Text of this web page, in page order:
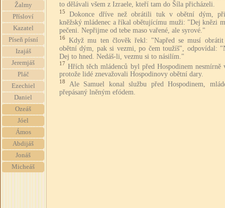
Žalmy
Přísloví
Kazatel
Píseň písní
Izajáš
Jeremjáš
Pláč
Ezechiel
Daniel
Ozeáš
Jóel
Ámos
Abdijáš
Jonáš
Micheáš
to dělávali všem z Izraele, kteří tam do Šíla přicházeli.
15
Dokonce dříve než obrátili tuk v obětní dým,
kněžský mládenec a říkal obětujícímu muži: "Dej knězi
pečeni. Nepřijme od tebe maso vařené, ale syrové."
16
Když mu ten člověk řekl: "Napřed se musí
obětní dým, pak si vezmi, po čem toužíš", odpovídal:
Dej to hned. Nedáš-li, vezmu si to násilím."
17 Hřích těch mládenců byl před Hospodinem nesmírně
protože lidé znevažovali Hospodinovy obětní dary.
18
Ale Samuel konal službu před Hospodinem,
přepásaný lněným efódem.